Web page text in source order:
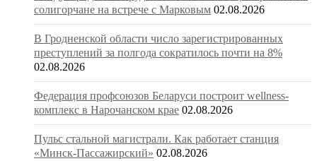
солигорчане на встрече с Марковым 02.08.2026
В Гродненской области число зарегистрированных
преступлений за полгода сократилось почти на 8%
02.08.2026
Федерация профсоюзов Беларуси построит wellness-
комплекс в Нарочанском крае 02.08.2026
Пульс стальной магистрали. Как работает станция
«Минск-Пассажирский» 02.08.2026